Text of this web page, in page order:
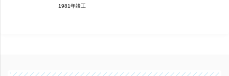
1981年竣工